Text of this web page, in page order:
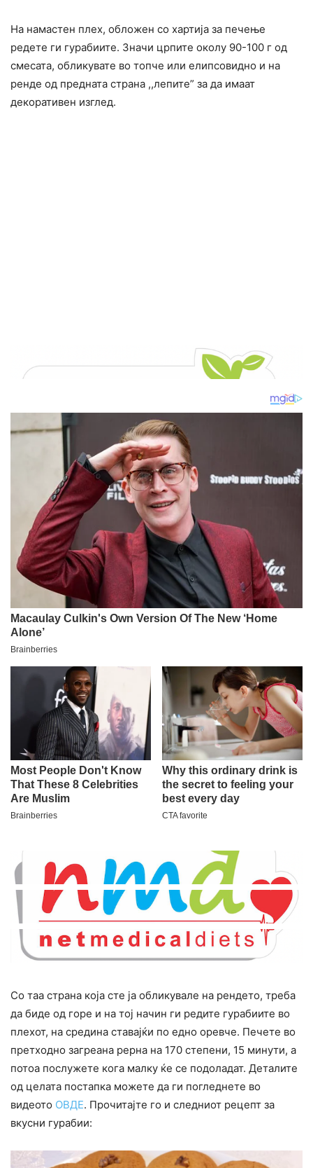
На намастен плех, обложен со хартија за печење
редете ги гурабиите. Значи црпите околу 90-100 г од
смесата, обликувате во топче или елипсовидно и на
ренде од предната страна ,,лепите” за да имаат
декоративен изглед.
Со таа страна која сте ја обликувале на рендето, треба
да биде од горе и на тој начин ги редите гурабиите во
плехот, на средина ставајќи по едно оревче. Печете во
претходно загреана рерна на 170 степени, 15 минути, а
потоа послужете кога малку ќе се подоладат. Деталите
од целата постапка можете да ги погледнете во
видеото ОВДЕ. Прочитајте го и следниот рецепт за
вкусни гурабии: